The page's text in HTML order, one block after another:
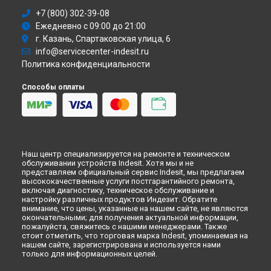
Иркутске
Ремонт посудомоечной машины DSR 57H96 Z Indesit в
Самаре
Ремонт посудомоечной машины DSR 57H96 Z Indesit в
Омске
Красноярске
Ремонт посудомоечной машины DSR 57H96 Z Indesit в
Перми
Кирове
Ремонт посудомоечной машины DSR 57H96 Z Indesit в
Оренбурге
Ремонт посудомоечной машины DSR 57H96 Z Indesit в
Кемерово
Ремонт посудомоечной машины DSR 57H96 Z Indesit в
Новокузнецке
Ремонт посудомоечной машины DSR 57H96 Z Indesit в
Рязани
+7 (800) 302-39-08
Ежедневно с 09:00 до 21:00
г. Казань, Спартаковская улица, 6
info@servicecenter-indesit.ru
Политика конфиденциальности
Способы оплаты
Наш центр специализируется на ремонте и техническом
обслуживании устройств Indesit. Хотя мы и не
представляем официальный сервис Indesit, мы предлагаем
высококачественные услуги постгарантийного ремонта,
включая диагностику, техническое обслуживание и
настройку различных продуктов Индезит. Обратите
внимание, что цены, указанные на нашем сайте, не являются
окончательными; для получения актуальной информации,
пожалуйста, свяжитесь с нашими менеджерами. Также
стоит отметить, что торговая марка Indesit, упоминаемая на
нашем сайте, зарегистрирована и используется нами
только для информационных целей.